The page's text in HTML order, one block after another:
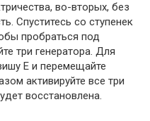
во-вторых, без
Спуститесь со ступенек
пробраться под
три генератора. Для
E и перемещайте
активируйте все три
восстановлена.